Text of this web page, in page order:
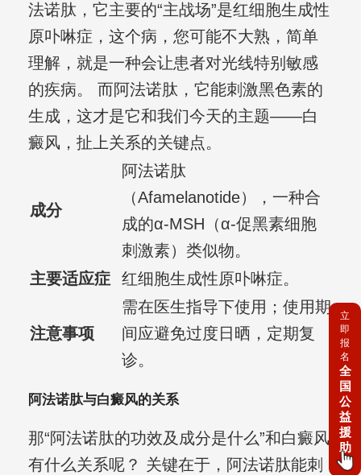
法诺肽，它主要的“主战场”是红细胞生成性
原卟啉症，这个病，您可能不大熟，简单
理解，就是一种会让患者对光线特别敏感
的疾病。 而阿法诺肽，它能刺激黑色素的
生成，这才是它和我们今天的主题——白
癜风，扯上关系的关键点。
成分
阿法诺肽
（Afamelanotide），一种合
成的α-MSH（α-促黑素细胞
刺激素）类似物。
主要适应症
红细胞生成性原卟啉症。
注意事项
需在医生指导下使用；使用期
间应避免过度日晒，定期复
诊。
阿法诺肽与白癜风的关系
那“阿法诺肽的功效及成分是什么”和白癜风
有什么关系呢？ 关键在于，阿法诺肽能刺
立
即
报
名
全
国
公
益
援
助